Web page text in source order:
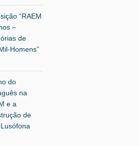
“RAEM
–
de
Homens”
do
na
e a
de